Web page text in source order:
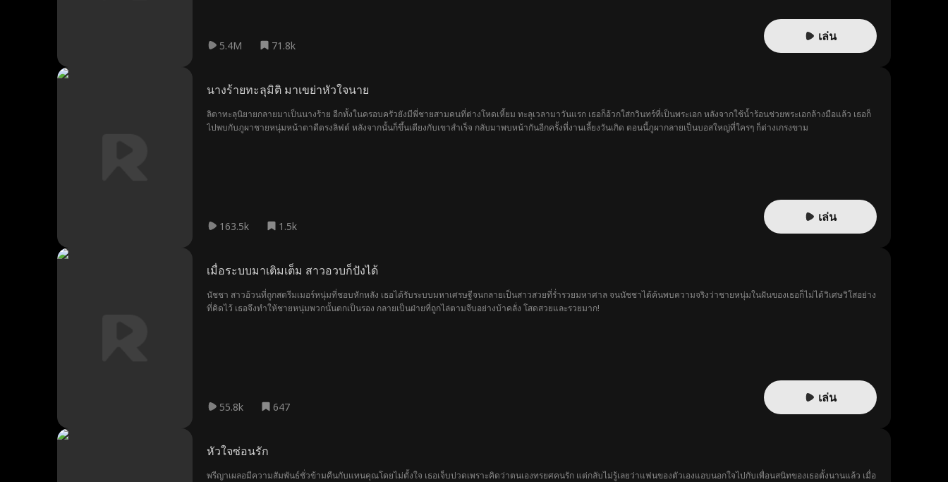
5.4M 71.8k
เล่น
นางร้ายทะลุมิติ มาเขย่าหัวใจนาย
ลิตาทะลุนิยายกลายมาเป็นนางร้าย อีกทั้งในครอบครัวยังมีพี่ชายสามคนที่ต่างโหดเหี้ยม ทะลุเวลามาวันแรก เธอก็อ้วกใส่กวินทร์ที่เป็นพระเอก หลังจากใช้น้ำร้อนช่วยพระเอกล้างมือแล้ว เธอก็
ไปพบกับภูผาชายหนุ่มหน้าตาดีตรงลิฟต์ หลังจากนั้นก็ขึ้นเตียงกับเขาสำเร็จ กลับมาพบหน้ากันอีกครั้งที่งานเลี้ยงวันเกิด ตอนนี้ภูผากลายเป็นบอสใหญ่ที่ใครๆ ก็ต่างเกรงขาม
163.5k 1.5k
เล่น
เมื่อระบบมาเติมเต็ม สาวอวบก็ปังได้
นัชชา สาวอ้วนที่ถูกสตรีมเมอร์หนุ่มที่ชอบหักหลัง เธอได้รับระบบมหาเศรษฐีจนกลายเป็นสาวสวยที่ร่ำรวยมหาศาล จนนัชชาได้ค้นพบความจริงว่าชายหนุ่มในฝันของเธอก็ไม่ได้วิเศษวิโสอย่าง
ที่คิดไว้ เธอจึงทำให้ชายหนุ่มพวกนั้นตกเป็นรอง กลายเป็นฝ่ายที่ถูกไล่ตามจีบอย่างบ้าคลั่ง โสดสวยและรวยมาก!
55.8k 647
เล่น
หัวใจซ่อนรัก
พรีญาเผลอมีความสัมพันธ์ชั่วข้ามคืนกับแทนคุณโดยไม่ตั้งใจ เธอเจ็บปวดเพราะคิดว่าตนเองทรยศคนรัก แต่กลับไม่รู้เลยว่าแฟนของตัวเองแอบนอกใจไปกับเพื่อนสนิทของเธอตั้งนานแล้ว เมื่อ